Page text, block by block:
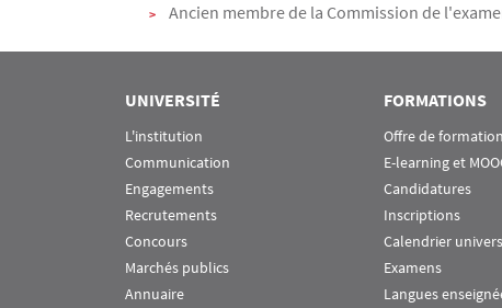
Ancien membre de la Commission de
UNIVERSITÉ
L'institution
Communication
Engagements
Recrutements
Concours
Marchés publics
Annuaire
FORMATIONS
Offre de formation
E-learning et
Candidatures
Inscriptions
Calendrier
Examens
Langues